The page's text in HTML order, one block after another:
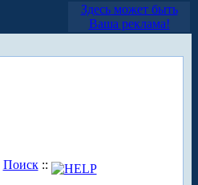
Здесь может быть
Ваша реклама!
Поиск::